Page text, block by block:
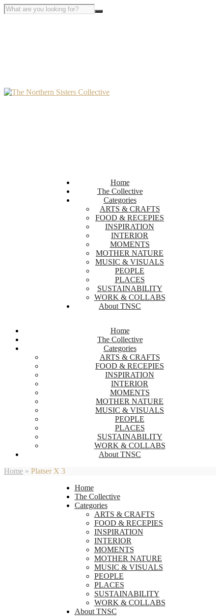
Home
The Collective
Categories
ARTS & CRAFTS
FOOD & RECEPIES
INSPIRATION
INTERIOR
MOMENTS
MOTHER NATURE
MUSIC & VISUALS
PEOPLE
PLACES
SUSTAINABILITY
WORK & COLLABS
About TNSC
Home
The Collective
Categories
ARTS & CRAFTS
FOOD & RECEPIES
INSPIRATION
INTERIOR
MOMENTS
MOTHER NATURE
MUSIC & VISUALS
PEOPLE
PLACES
SUSTAINABILITY
WORK & COLLABS
About TNSC
Home » Platser X 3
Home
The Collective
Categories
ARTS & CRAFTS
FOOD & RECEPIES
INSPIRATION
INTERIOR
MOMENTS
MOTHER NATURE
MUSIC & VISUALS
PEOPLE
PLACES
SUSTAINABILITY
WORK & COLLABS
About TNSC